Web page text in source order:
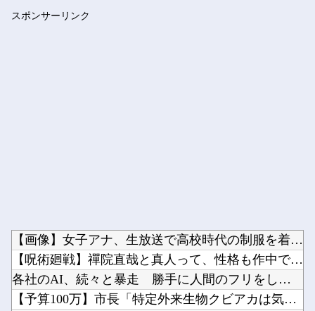
【2軍】 DeNA・森敬斗、中堅UZR 8.2時点【 11....
スポンサーリンク
【画像】女子アナ、生放送で高校時代の制服を着てしまうｗｗｗｗ...
【呪術廻戦】禪院直哉と真人って、性格も作中での行いも末路も似...
各社のAI、続々と暴走 勝手に人間のフリをしてサイバー攻撃を...
【予算100万】市長「特定外来生物クビアカは気持ち悪い虫だし...